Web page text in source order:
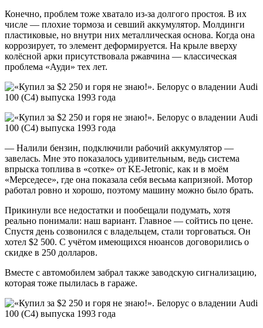
Конечно, проблем тоже хватало из-за долгого простоя. В их
числе — плохие тормоза и севший аккумулятор. Молдинги
пластиковые, но внутри них металлическая основа. Когда она
коррозирует, то элемент деформируется. На крыле вверху
колёсной арки присутствовала ржавчина — классическая
проблема «Ауди» тех лет.
— Налили бензин, подключили рабочий аккумулятор —
завелась. Мне это показалось удивительным, ведь система
впрыска топлива в «сотке» от KE-Jetronic, как и в моём
«Мерседесе», где она показала себя весьма капризной. Мотор
работал ровно и хорошо, поэтому машину можно было брать.
Прикинули все недостатки и пообещали подумать, хотя
реально понимали: наш вариант. Главное — сойтись по цене.
Спустя день созвонился с владельцем, стали торговаться. Он
хотел $2 500. С учётом имеющихся нюансов договорились о
скидке в 250 долларов.
Вместе с автомобилем забрал также заводскую сигнализацию,
которая тоже пылилась в гараже.